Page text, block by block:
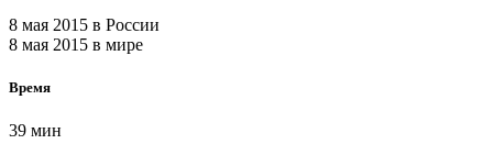
8 мая 2015 в России
8 мая 2015 в мире
Время
39 мин